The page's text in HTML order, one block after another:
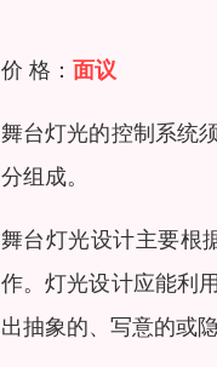
价 格： 面议
舞台灯光的控制系统
分组成。
舞台灯光设计主要根
作。灯光设计应能利
出抽象的、写意的或